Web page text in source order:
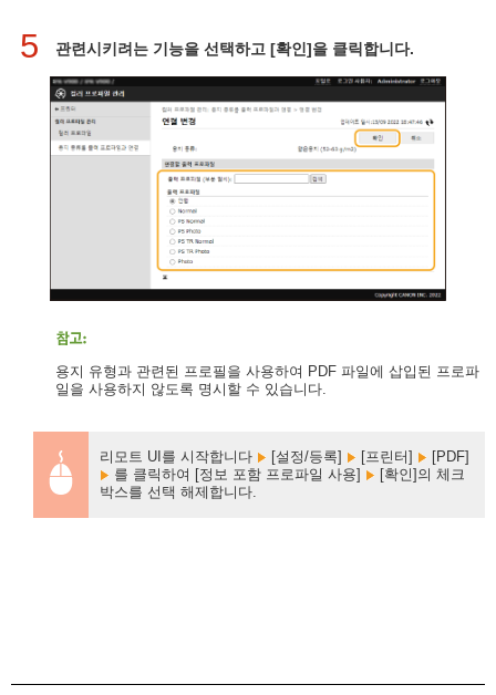
5 관련시키려는 기능을 선택하고 [확인]을 클릭합니다.
용지 유형과 관련된 프로필을 사용하여 PDF 파일에 삽입된 프로파
일을 사용하지 않도록 명시할 수 있습니다.
리모트 UI를 시작합니다 [설정/등록] [프린터]
[PDF]
를 클릭하여 [정보 포함 프로파일 사용]
[확인]의 체크
박스를 선택 해제합니다.